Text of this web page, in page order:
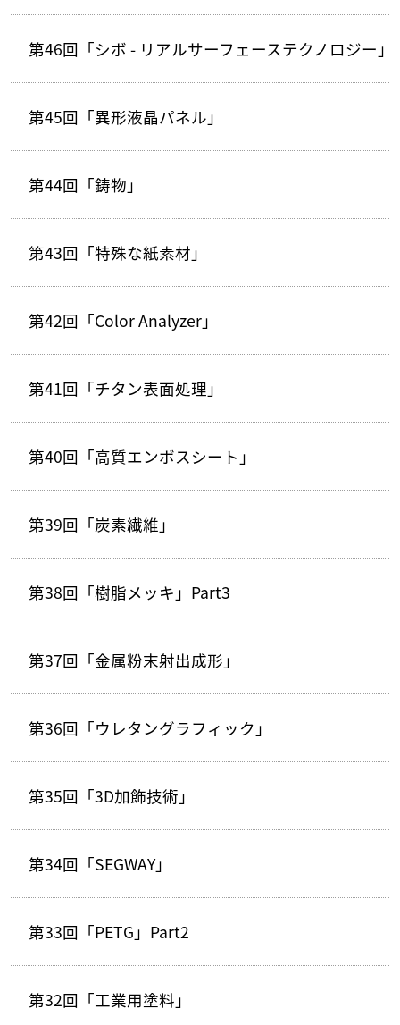
第46回「シボ - リアルサーフェーステクノロジー」
第45回「異形液晶パネル」
第44回「鋳物」
第43回「特殊な紙素材」
第42回「Color Analyzer」
第41回「チタン表面処理」
第40回「高質エンボスシート」
第39回「炭素繊維」
第38回「樹脂メッキ」Part3
第37回「金属粉末射出成形」
第36回「ウレタングラフィック」
第35回「3D加飾技術」
第34回「SEGWAY」
第33回「PETG」Part2
第32回「工業用塗料」